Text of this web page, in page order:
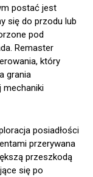
postać jest
się do przodu lub
pod
Remaster
który
grania
mechaniki
posiadłości
przerywana
przeszkodą
się po